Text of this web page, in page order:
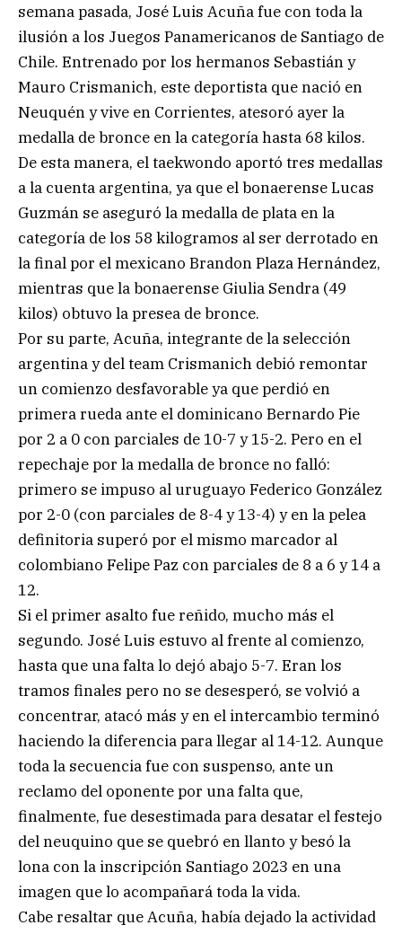
semana pasada, José Luis Acuña fue con toda la
ilusión a los Juegos Panamericanos de Santiago de
Chile. Entrenado por los hermanos Sebastián y
Mauro Crismanich, este deportista que nació en
Neuquén y vive en Corrientes, atesoró ayer la
medalla de bronce en la categoría hasta 68 kilos.
De esta manera, el taekwondo aportó tres medallas
a la cuenta argentina, ya que el bonaerense Lucas
Guzmán se aseguró la medalla de plata en la
categoría de los 58 kilogramos al ser derrotado en
la final por el mexicano Brandon Plaza Hernández,
mientras que la bonaerense Giulia Sendra (49
kilos) obtuvo la presea de bronce.
Por su parte, Acuña, integrante de la selección
argentina y del team Crismanich debió remontar
un comienzo desfavorable ya que perdió en
primera rueda ante el dominicano Bernardo Pie
por 2 a 0 con parciales de 10-7 y 15-2. Pero en el
repechaje por la medalla de bronce no falló:
primero se impuso al uruguayo Federico González
por 2-0 (con parciales de 8-4 y 13-4) y en la pelea
definitoria superó por el mismo marcador al
colombiano Felipe Paz con parciales de 8 a 6 y 14 a
12.
Si el primer asalto fue reñido, mucho más el
segundo. José Luis estuvo al frente al comienzo,
hasta que una falta lo dejó abajo 5-7. Eran los
tramos finales pero no se desesperó, se volvió a
concentrar, atacó más y en el intercambio terminó
haciendo la diferencia para llegar al 14-12. Aunque
toda la secuencia fue con suspenso, ante un
reclamo del oponente por una falta que,
finalmente, fue desestimada para desatar el festejo
del neuquino que se quebró en llanto y besó la
lona con la inscripción Santiago 2023 en una
imagen que lo acompañará toda la vida.
Cabe resaltar que Acuña, había dejado la actividad